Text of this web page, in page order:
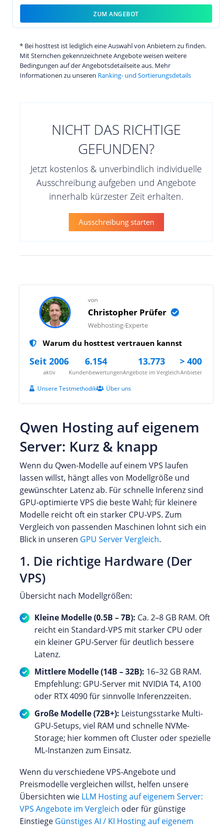
ZUM ANGEBOT
* Bei hosttest ist lediglich eine Auswahl von Anbietern zu finden.
Mit Sternchen gekennzeichnete Angebote weisen weitere
Bedingungen auf der Angebotsdetailseite aus. Mehr
Informationen zu unseren Ranking- und Sortierungsdetails
NICHT DAS RICHTIGE
GEFUNDEN?
Jetzt kostenlos & unverbindlich individuelle
Ausschreibung aufgeben und Angebote
innerhalb kürzester Zeit erhalten.
Ausschreibung starten
von
Christopher Prüfer
Webhosting-Experte
Warum du hosttest vertrauen kannst
Seit 2006
aktiv
6.154
Kundenbewertungen
13.773
Angebote im Vergleich
> 400
Anbieter
Unsere Testmethodik Über uns
Qwen Hosting auf eigenem
Server: Kurz & knapp
Wenn du Qwen-Modelle auf einem VPS laufen
lassen willst, hängt alles von Modellgröße und
gewünschter Latenz ab. Für schnelle Inferenz sind
GPU-optimierte VPS die beste Wahl; für kleinere
Modelle reicht oft ein starker CPU-VPS. Zum
Vergleich von passenden Maschinen lohnt sich ein
Blick in unseren GPU Server Vergleich.
1. Die richtige Hardware (Der
VPS)
Übersicht nach Modellgrößen:
Kleine Modelle (0.5B – 7B): Ca. 2–8 GB RAM. Oft
reicht ein Standard-VPS mit starker CPU oder
ein kleiner GPU-Server für deutlich bessere
Latenz.
Mittlere Modelle (14B – 32B): 16–32 GB RAM.
Empfehlung: GPU-Server mit NVIDIA T4, A100
oder RTX 4090 für sinnvolle Inferenzzeiten.
Große Modelle (72B+): Leistungsstarke Multi-
GPU-Setups, viel RAM und schnelle NVMe-
Storage; hier kommen oft Cluster oder spezielle
ML-Instanzen zum Einsatz.
Wenn du verschiedene VPS-Angebote und
Preismodelle vergleichen willst, helfen unsere
Übersichten wie LLM Hosting auf eigenem Server:
VPS Angebote im Vergleich oder für günstige
Einstiege Günstiges AI / KI Hosting auf eigenem